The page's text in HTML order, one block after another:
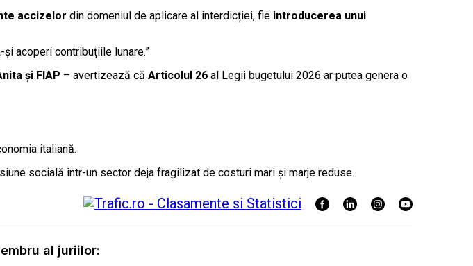
accizelor din domeniul de aplicare al interdicției, fie introducerea unui
acoperi contribuțiile lunare.”
și FIAP – avertizează că Articolul 26 al Legii bugetului 2026 ar putea genera o
italiană.
socială într-un sector deja fragilizat de costuri mari și marje reduse.
al juriilor: